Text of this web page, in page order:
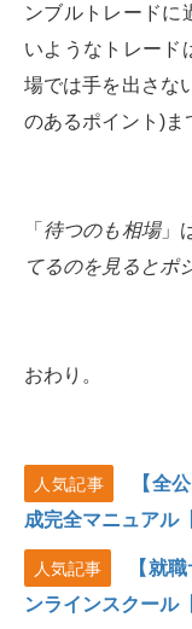
ンブルトレードに
いようなトレード
場では手を出さな
のあるポイント)ま
「 待つのも相場」
てるのを見るとポ
おわり。
人気記事
【全
成完全マニュアル
人気記事
【就
ンラインスクール